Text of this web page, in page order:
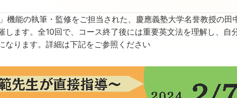
機能の執筆・監修をご担当された、慶應義塾大学名誉教授の田
します。全10回で、コース終了後には重要英文法を理解し、自
なります。詳細は下記をご参照ください